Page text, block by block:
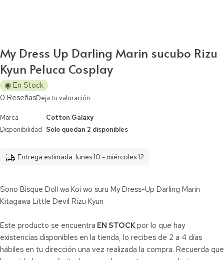
My Dress Up Darling Marin sucubo Rizu
Kyun Peluca Cosplay
◉ En Stock
0 ReseñasDeja tu valoración
Marca
Cotton Galaxy
Disponibilidad Solo quedan 2 disponibles
Entrega estimada: lunes 10 - miércoles 12
Sono Bisque Doll wa Koi wo suru My Dress-Up Darling Marin
Kitagawa Little Devil Rizu Kyun
Este producto se encuentra EN STOCKpor lo que hay
existencias disponibles en la tienda, lo recibes de 2 a 4 días
hábiles en tu dirección una vez realizada la compra. Recuerda que